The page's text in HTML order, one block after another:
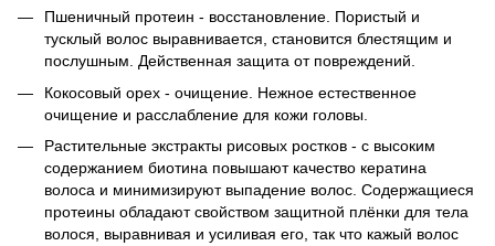
Пшеничный протеин - восстановление. Пористый и
тусклый волос выравнивается, становится блестящим и
послушным. Действенная защита от повреждений.
Кокосовый орех - очищение. Нежное естественное
очищение и расслабление для кожи головы.
Растительные экстракты рисовых ростков - с высоким
содержанием биотина повышают качество кератина
волоса и минимизируют выпадение волос. Содержащиеся
протеины обладают свойством защитной плёнки для тела
волося, выравнивая и усиливая его, так что кажый волос